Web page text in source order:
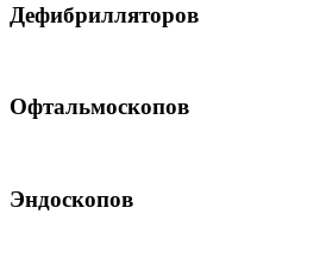
Дефибрилляторов
Офтальмоскопов
Эндоскопов